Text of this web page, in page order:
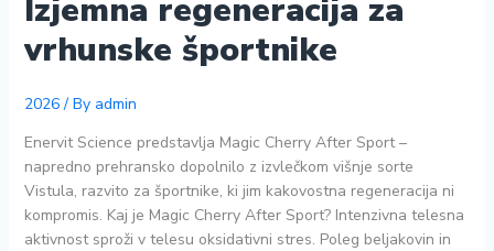
in
tisti
svobode,
ga
razume
samo
kolesar.
Izjemna regeneracija za
vrhunske športnike
2026/ By admin
Enervit Science predstavlja Magic Cherry After Sport –
napredno prehransko dopolnilo z izvlečkom višnje sorte
Vistula, razvito za športnike, ki jim kakovostna regeneracija ni
kompromis. Kaj je Magic Cherry After Sport? Intenzivna telesna
aktivnost sproži v telesu oksidativni stres. Poleg beljakovin in